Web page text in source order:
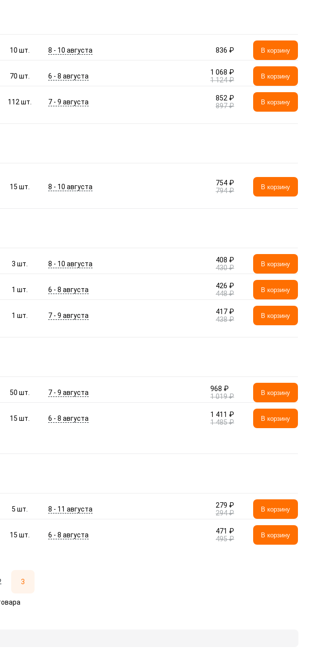
10шт. 8 - 10 августа 836 ₽ В корзину
70шт. 6 - 8 августа
1 068 ₽
1 124 ₽
В корзину
112шт. 7 - 9 августа
852 ₽
897 ₽
В корзину
15шт. 8 - 10 августа
754 ₽
794 ₽
В корзину
3шт. 8 - 10 августа
408 ₽
430 ₽
В корзину
1шт. 6 - 8 августа
426 ₽
448 ₽
В корзину
1шт. 7 - 9 августа
417 ₽
438 ₽
В корзину
50шт. 7 - 9 августа
968 ₽
1 019 ₽
В корзину
15шт. 6 - 8 августа
1 411 ₽
1 485 ₽
В корзину
5шт. 8 - 11 августа
279 ₽
294 ₽
В корзину
15шт. 6 - 8 августа
471 ₽
495 ₽
В корзину
3